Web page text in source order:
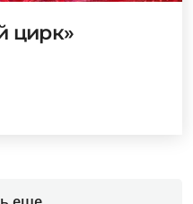
цирк»